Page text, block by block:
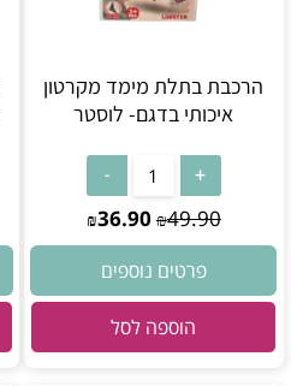
הרכבת בתלת מימד מקרטון
איכותי בדגם- לוסטר
₪49.90
₪36.90
פרטים נוספים
הוספה לסל